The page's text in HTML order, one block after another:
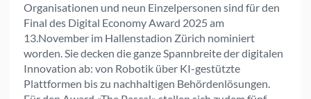
Organisationen und neun Einzelpersonen sind für den
Final des Digital Economy Award 2025 am
13.November im Hallenstadion Zürich nominiert
worden. Sie decken die ganze Spannbreite der digitalen
Innovation ab: von Robotik über KI-gestützte
Plattformen bis zu nachhaltigen Behördenlösungen.